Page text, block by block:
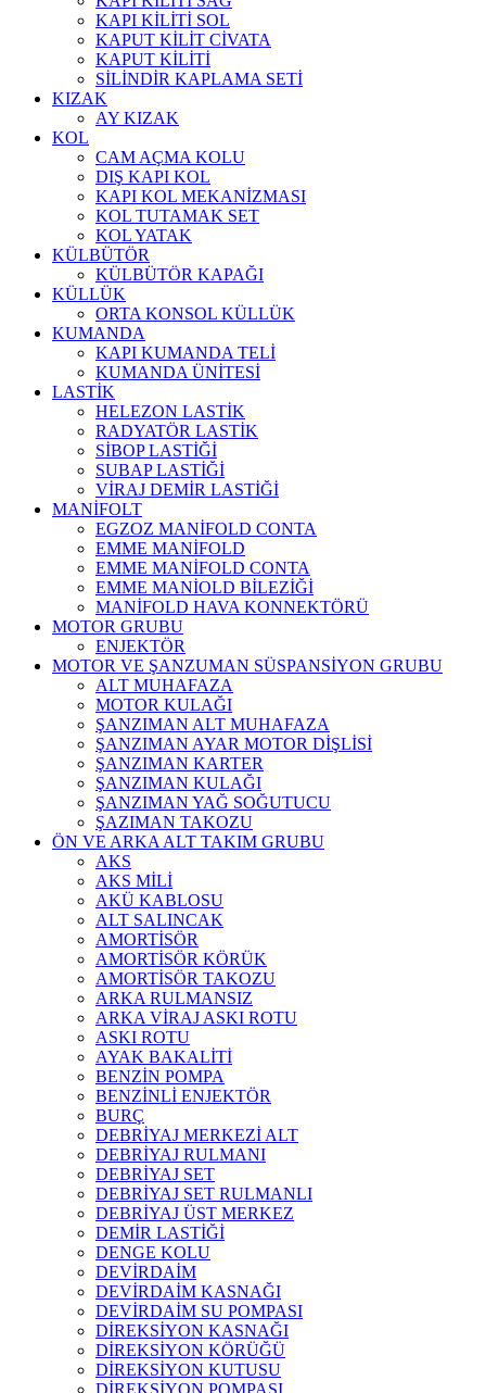
KAPI KİLİTİ SOL
KAPUT KİLİT CİVATA
KAPUT KİLİTİ
SİLİNDİR KAPLAMA SETİ
KIZAK
AY KIZAK
KOL
CAM AÇMA KOLU
DIŞ KAPI KOL
KAPI KOL MEKANİZMASI
KOL TUTAMAK SET
KOL YATAK
KÜLBÜTÖR
KÜLBÜTÖR KAPAĞI
KÜLLÜK
ORTA KONSOL KÜLLÜK
KUMANDA
KAPI KUMANDA TELİ
KUMANDA ÜNİTESİ
LASTİK
HELEZON LASTİK
RADYATÖR LASTİK
SİBOP LASTİĞİ
SUBAP LASTİĞİ
VİRAJ DEMİR LASTİĞİ
MANİFOLT
EGZOZ MANİFOLD CONTA
EMME MANİFOLD
EMME MANİFOLD CONTA
EMME MANİOLD BİLEZİĞİ
MANİFOLD HAVA KONNEKTÖRÜ
MOTOR GRUBU
ENJEKTÖR
MOTOR VE ŞANZUMAN SÜSPANSİYON GRUBU
ALT MUHAFAZA
MOTOR KULAĞI
ŞANZIMAN ALT MUHAFAZA
ŞANZIMAN AYAR MOTOR DİŞLİSİ
ŞANZIMAN KARTER
ŞANZIMAN KULAĞI
ŞANZIMAN YAĞ SOĞUTUCU
ŞAZIMAN TAKOZU
ÖN VE ARKA ALT TAKIM GRUBU
AKS
AKS MİLİ
AKÜ KABLOSU
ALT SALINCAK
AMORTİSÖR
AMORTİSÖR KÖRÜK
AMORTİSÖR TAKOZU
ARKA RULMANSIZ
ARKA VİRAJ ASKI ROTU
ASKI ROTU
AYAK BAKALİTİ
BENZİN POMPA
BENZİNLİ ENJEKTÖR
BURÇ
DEBRİYAJ MERKEZİ ALT
DEBRİYAJ RULMANI
DEBRİYAJ SET
DEBRİYAJ SET RULMANLI
DEBRİYAJ ÜST MERKEZ
DEMİR LASTİĞİ
DENGE KOLU
DEVİRDAİM
DEVİRDAİM KASNAĞI
DEVİRDAİM SU POMPASI
DİREKSİYON KASNAĞI
DİREKSİYON KÖRÜĞÜ
DİREKSİYON KUTUSU